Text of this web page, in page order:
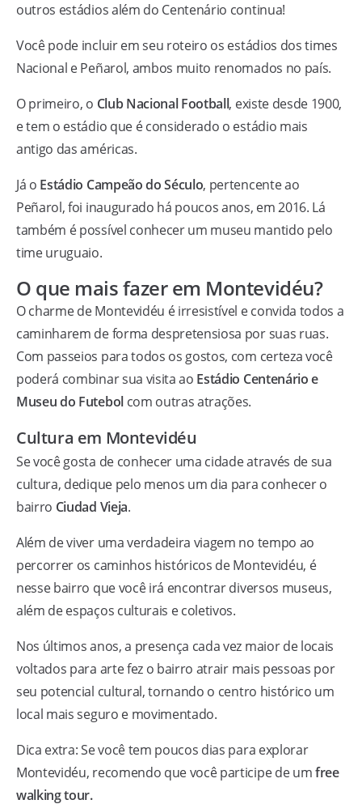
outros estádios além do Centenário continua!
Você pode incluir em seu roteiro os estádios dos times
Nacional e Peñarol, ambos muito renomados no país.
O primeiro, o Club Nacional Football, existe desde 1900,
e tem o estádio que é considerado o estádio mais
antigo das américas.
Já o Estádio Campeão do Século, pertencente ao
Peñarol, foi inaugurado há poucos anos, em 2016. Lá
também é possível conhecer um museu mantido pelo
time uruguaio.
O que mais fazer em Montevidéu?
O charme de Montevidéu é irresistível e convida todos a
caminharem de forma despretensiosa por suas ruas.
Com passeios para todos os gostos, com certeza você
poderá combinar sua visita ao Estádio Centenário e
Museu do Futebolcom outras atrações.
Cultura em Montevidéu
Se você gosta de conhecer uma cidade através de sua
cultura, dedique pelo menos um dia para conhecer o
bairro Ciudad Vieja.
Além de viver uma verdadeira viagem no tempo ao
percorrer os caminhos históricos de Montevidéu, é
nesse bairro que você irá encontrar diversos museus,
além de espaços culturais e coletivos.
Nos últimos anos, a presença cada vez maior de locais
voltados para arte fez o bairro atrair mais pessoas por
seu potencial cultural, tornando o centro histórico um
local mais seguro e movimentado.
Dica extra: Se você tem poucos dias para explorar
Montevidéu, recomendo que você participe de umfree
walking tour.